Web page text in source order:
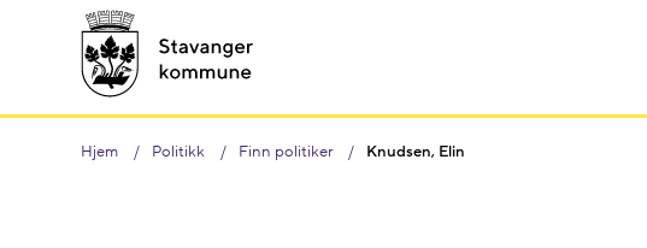
Hjem Politikk Finn politiker Knudsen, Elin